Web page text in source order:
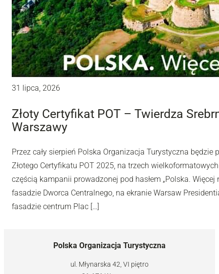
31 lipca, 2026
Złoty Certyfikat POT – Twierdza
Warszawy
Przez cały sierpień Polska Organizacja Turystyczna
Złotego Certyfikatu POT 2025, na trzech
częścią kampanii prowadzonej pod hasłem „Polska.
fasadzie Dworca Centralnego, na ekranie Warsaw
fasadzie centrum Plac […]
Polska Organizacja Turystyczna
ul. Młynarska 42, VI piętro